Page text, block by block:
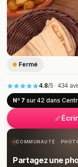
Fermé
4.8/5 · 434
Nº 7 sur 42 dans
COMMUNAUTÉ ·
Partagez une